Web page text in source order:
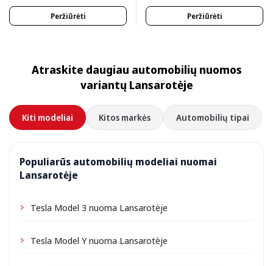
Peržiūrėti Peržiūrėti
Atraskite daugiau automobilių nuomos
variantų Lansarotėje
Kiti modeliai Kitos markės Automobilių tipai
Populiarūs automobilių modeliai nuomai
Lansarotėje
Tesla Model 3 nuoma Lansarotėje
Tesla Model Y nuoma Lansarotėje